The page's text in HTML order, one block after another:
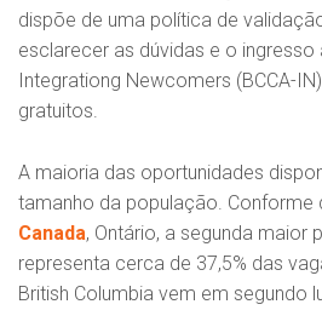
dispõe de uma política de
esclarecer as dúvidas e o
Integrationg Newcomers (BCCA-
gratuitos.
A maioria das oportunidades
tamanho da população. Conforme
Canada, Ontário, a segunda maior
representa cerca de 37,5% das
British Columbia vem em segundo